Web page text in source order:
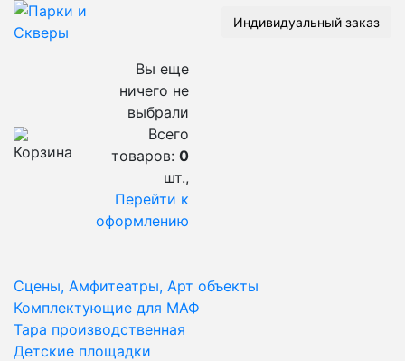
Индивидуальный заказ
Вы еще
ничего не
выбрали
Всего
товаров: 0
шт.,
Перейти к
оформлению
Сцены, Амфитеатры, Арт объекты
Комплектующие для МАФ
Тара производственная
Детские площадки